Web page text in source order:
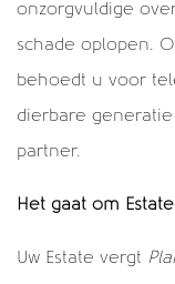
onzorgvuldige
schade oplopen.
behoedt u voor
dierbare
partner.
Het gaat om Estate
Uw Estate vergt